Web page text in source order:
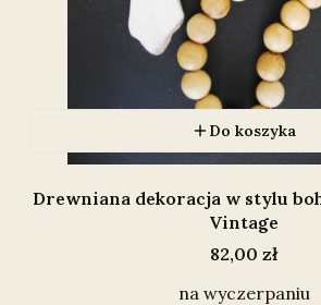
Do koszyka
Drewniana dekoracja w stylu
Vintage
Cena
82,00 zł
na wyczerpaniu